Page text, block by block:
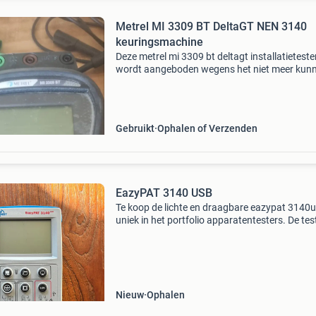
Metrel MI 3309 BT DeltaGT NEN 3140
keuringsmachine
Deze metrel mi 3309 bt deltagt
wordt aangeboden wegens het niet meer
Gebruikt Ophalen of Verzenden
EazyPAT 3140 USB
Te koop de lichte en draagbare eazypat
uniek in het portfolio apparatentesters. De
Nieuw Ophalen